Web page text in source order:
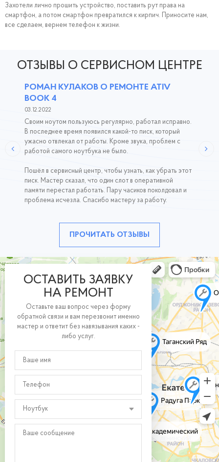
Захотели лично прошить устройство, поставить рут права на
смартфон, а потом смартфон превратился к кирпич. Приносите нам,
все сделаем, вернем телефон к жизни.
ОТЗЫВЫ О СЕРВИСНОМ ЦЕНТРЕ
РОМАН КУЛАКОВ О РЕМОНТЕ ATIV
BOOK 4
03.12.2022
Своим ноутом пользуюсь регулярно, работал исправно.
В последнее время появился какой-то писк, который
ужасно отвлекал от работы. Кроме звука, проблем с
работой самого ноутбука не было.
Пошёл в сервисный центр, чтобы узнать, как убрать этот
писк. Мастер сказал, что один слот в оперативной
памяти перестал работать. Пару часиков поколдовал и
проблема исчезла. Спасибо мастеру за работу.
ПРОЧИТАТЬ ОТЗЫВЫ
ОСТАВИТЬ ЗАЯВКУ
НА РЕМОНТ
Оставьте ваш вопрос через форму
обратной связи и вам перезвонит именно
мастер и ответит без навязывания каких -
либо услуг.
Ноутбук